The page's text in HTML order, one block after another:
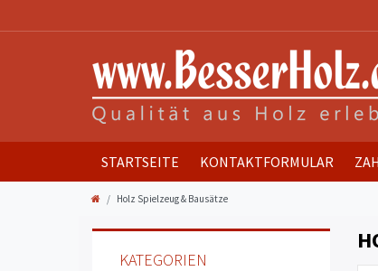
STARTSEITE KONTAKTFORMULAR
Holz Spielzeug & Bausätze
KATEGORIEN